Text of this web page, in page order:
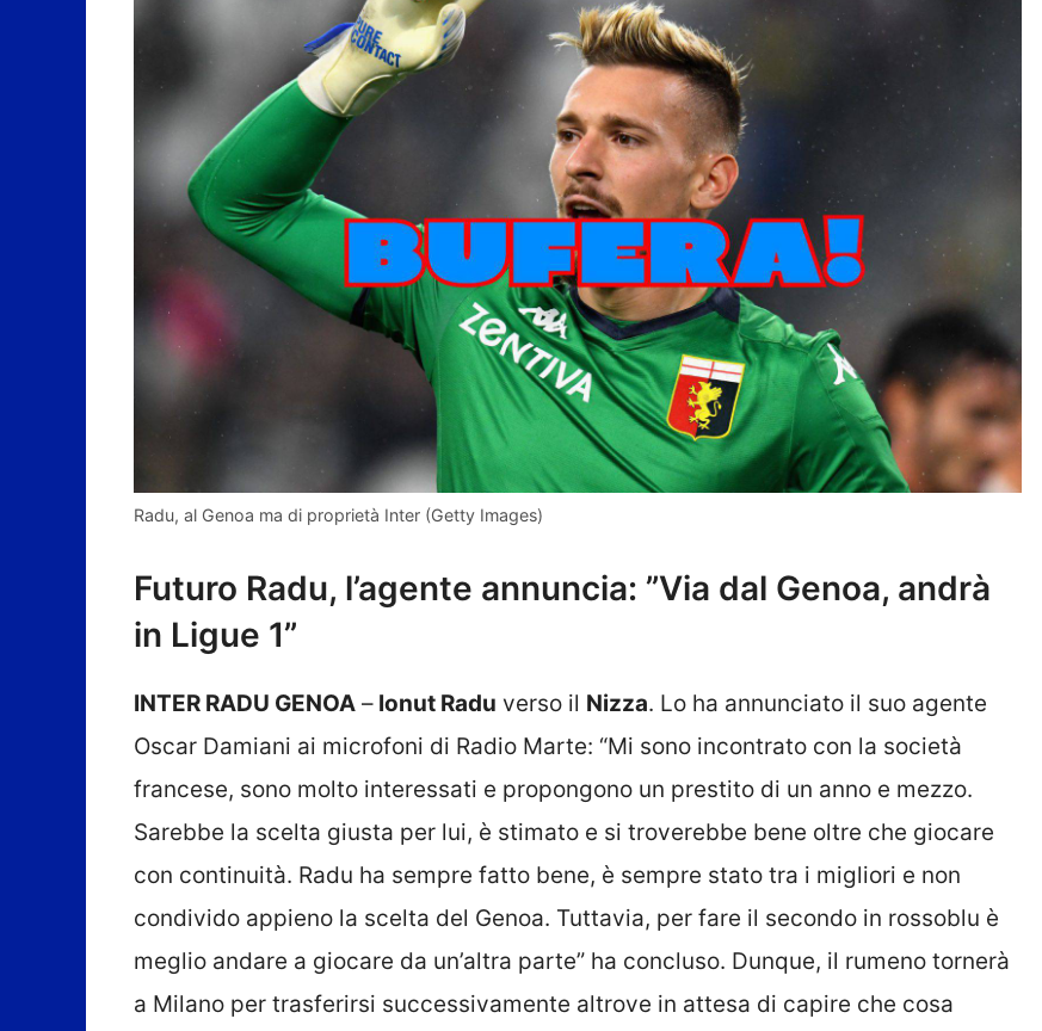
Radu, al Genoa ma di proprietà Inter (Getty Images)
Futuro Radu, l’agente annuncia: ”Via dal Genoa, andrà
in Ligue 1”
INTER RADU GENOA – Ionut Radu verso il Nizza. Lo ha annunciato il suo agente
Oscar Damiani ai microfoni di Radio Marte: “Mi sono incontrato con la società
francese, sono molto interessati e propongono un prestito di un anno e mezzo.
Sarebbe la scelta giusta per lui, è stimato e si troverebbe bene oltre che giocare
con continuità. Radu ha sempre fatto bene, è sempre stato tra i migliori e non
condivido appieno la scelta del Genoa. Tuttavia, per fare il secondo in rossoblu è
meglio andare a giocare da un’altra parte” ha concluso. Dunque, il rumeno tornerà
a Milano per trasferirsi successivamente altrove in attesa di capire che cosa